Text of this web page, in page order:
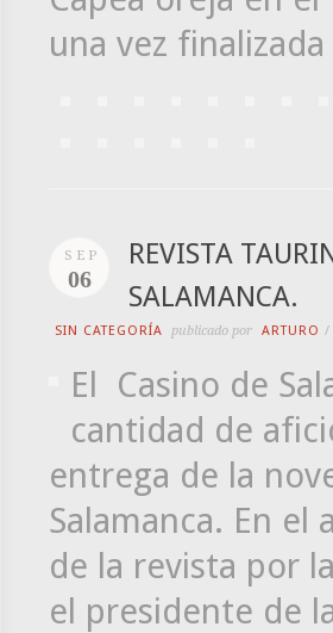
una vez
SEP
06
REVISTA
SALAMANCA.
SIN CATEGORÍA publicado por ARTURO /
El Casino de
cantidad de
entrega de la
Salamanca. En el
de la revista por
el presidente de